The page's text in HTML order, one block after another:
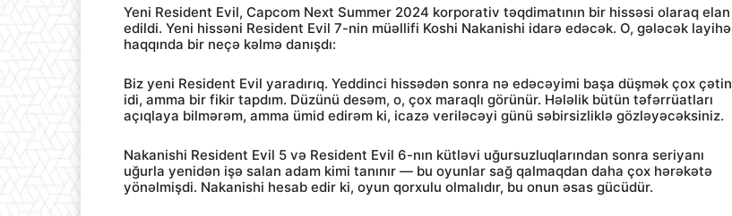
Yeni Resident Evil, Capcom Next Summer 2024 korporativ təqdimatının bir hissəsi olaraq elan
edildi. Yeni hissəni Resident Evil 7-nin müəllifi Koshi Nakanishi idarə edəcək. O, gələcək layihə
haqqında bir neçə kəlmə danışdı:
Biz yeni Resident Evil yaradırıq. Yeddinci hissədən sonra nə edəcəyimi başa düşmək çox çətin
idi, amma bir fikir tapdım. Düzünü desəm, o, çox maraqlı görünür. Hələlik bütün təfərrüatları
açıqlaya bilmərəm, amma ümid edirəm ki, icazə veriləcəyi günü səbirsizliklə gözləyəcəksiniz.
Nakanishi Resident Evil 5 və Resident Evil 6-nın kütləvi uğursuzluqlarından sonra seriyanı
uğurla yenidən işə salan adam kimi tanınır — bu oyunlar sağ qalmaqdan daha çox hərəkətə
yönəlmişdi. Nakanishi hesab edir ki, oyun qorxulu olmalıdır, bu onun əsas gücüdür.